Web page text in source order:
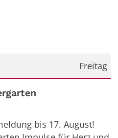
Freitag
bis 17. August!